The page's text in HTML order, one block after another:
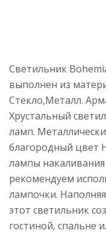
Светильник
выполнен из
Стекло,Металл.
Хрустальный
ламп.
благородный цвет
лампы
рекомендуем
лампочки.
этот светильник
гостиной, спальне